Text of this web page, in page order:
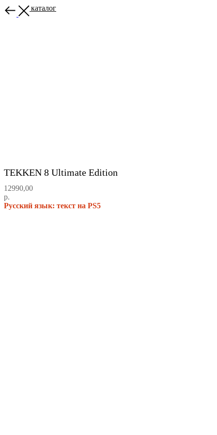
Назад в каталог
TEKKEN 8 Ultimate Edition
12990,00
р.
Русский язык: текст на PS5